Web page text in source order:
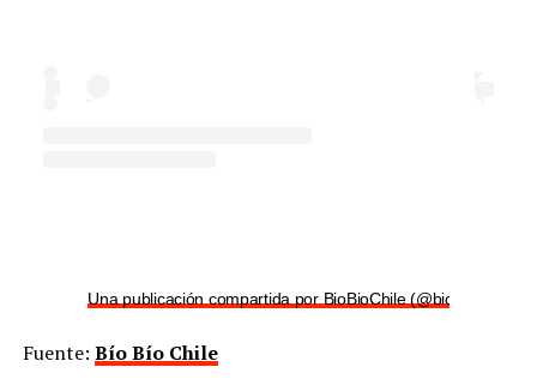
Una publicación compartida por BioBioChile (@biobiochile)
Fuente: Bío Bío Chile